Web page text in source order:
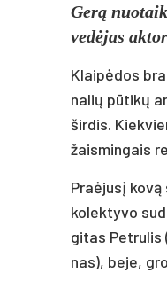
Ge­rą
ve­dė­jas
Klai­pė­dos
na­lių pū­ti­kų
šir­dis.
žais­min­gais
Praė­ju­sį
ko­lek­ty­vo
gi­tas Pet­ru­lis
nas), be­je,